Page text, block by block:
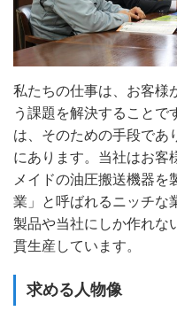
私たちの仕事は、お客様
う課題を解決することで
は、そのための手段であ
にあります。当社はお客
メイドの油圧搬送機器を
業」と呼ばれるニッチな
製品や当社にしか作れな
貫生産しています。
求める人物像